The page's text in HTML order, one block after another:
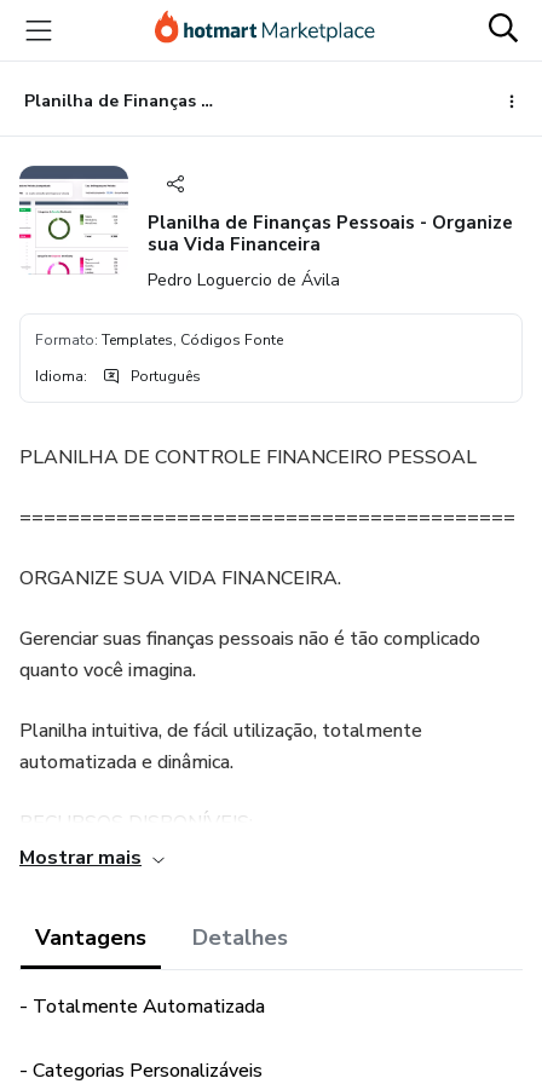
para
conteúdo
principal
para
pagamento
para
rodapé
Planilha de Finanças Pessoais - Organize sua Vida Financeira
Planilha de Finanças Pessoais - Organize
sua Vida Financeira
Pedro Loguercio de Ávila
Formato: Templates, Códigos Fonte
Idioma: Português
PLANILHA DE CONTROLE FINANCEIRO PESSOAL
=========================================
ORGANIZE SUA VIDA FINANCEIRA.
Gerenciar suas finanças pessoais não é tão complicado
quanto você imagina.
Planilha intuitiva, de fácil utilização, totalmente
automatizada e dinâmica.
RECURSOS DISPONÍVEIS:
-Inserção de Receita, Despesas e Economias mensais;
Categorias editáveis;
Mostrar mais
Vantagens Detalhes
- Totalmente Automatizada
- Categorias Personalizáveis